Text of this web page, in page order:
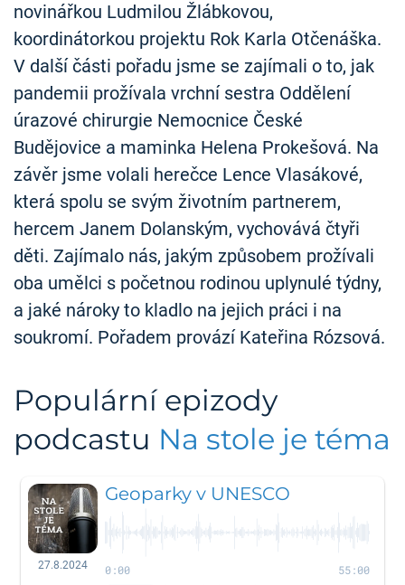
novinářkou Ludmilou Žlábkovou,
koordinátorkou projektu Rok Karla Otčenáška.
V další části pořadu jsme se zajímali o to, jak
pandemii prožívala vrchní sestra Oddělení
úrazové chirurgie Nemocnice České
Budějovice a maminka Helena Prokešová. Na
závěr jsme volali herečce Lence Vlasákové,
která spolu se svým životním partnerem,
hercem Janem Dolanským, vychovává čtyři
děti. Zajímalo nás, jakým způsobem prožívali
oba umělci s početnou rodinou uplynulé týdny,
a jaké nároky to kladlo na jejich práci i na
soukromí. Pořadem provází Kateřina Rózsová.
Populární epizody
podcastu Na stole je téma
27.8.2024
Geoparky v UNESCO
0:00 55:00